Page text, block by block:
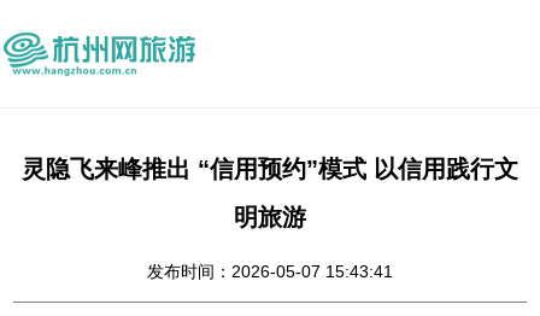
灵隐飞来峰推出 “信用预约”模式 以信用践行文
明旅游
发布时间：2026-05-07 15:43:41